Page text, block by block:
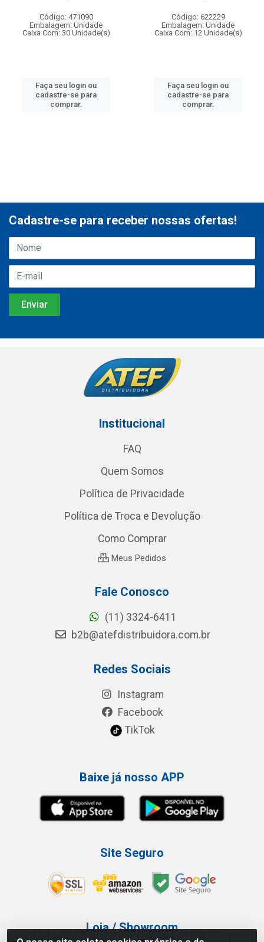
Código: 471090
Embalagem: Unidade
Caixa Com: 30 Unidade(s)
Faça seu login ou
cadastre-se para
comprar.
Código: 622229
Embalagem: Unidade
Caixa Com: 12 Unidade(s)
Faça seu login ou
cadastre-se para
comprar.
Cadastre-se para receber nossas ofertas!
Institucional
FAQ
Quem Somos
Política de Privacidade
Política de Troca e Devolução
Como Comprar
Meus Pedidos
Fale Conosco
(11) 3324-6411
b2b@atefdistribuidora.com.br
Redes Sociais
Instagram
Facebook
TikTok
Baixe já nosso APP
Site Seguro
Loja / Showroom